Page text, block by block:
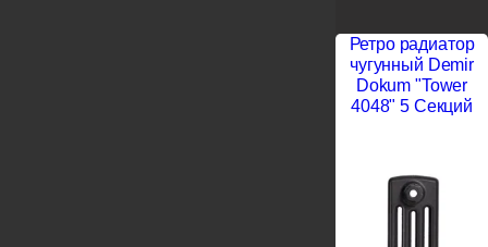
Ретро радиатор
чугунный Demir
Dokum "Tower
4048" 5 Секций